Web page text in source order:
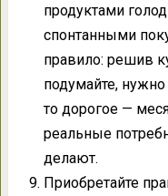
продуктами
спонтанными
правило: решив
подумайте, нужно
то дорогое —
реальные
делают.
Приобретайте